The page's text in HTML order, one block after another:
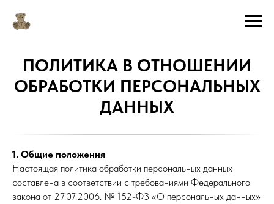
ПОЛИТИКА В ОТНОШЕНИИ
ОБРАБОТКИ ПЕРСОНАЛЬНЫХ
ДАННЫХ
1. Общие положения
Настоящая политика обработки персональных данных
составлена в соответствии с требованиями Федерального
закона от 27.07.2006. № 152-ФЗ «О персональных данных»